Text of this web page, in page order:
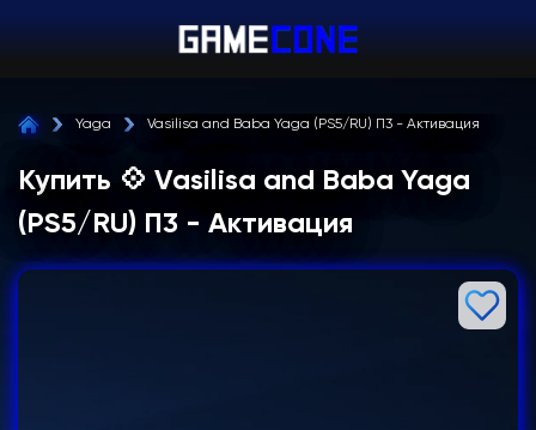
Yaga Vasilisa and Baba Yaga (PS5/RU) П3 - Активация
Купить 💠 Vasilisa and Baba Yaga
(PS5/RU) П3 - Активация